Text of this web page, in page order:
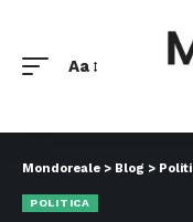
Aa
Mondoreale > Blog >
POLITICA